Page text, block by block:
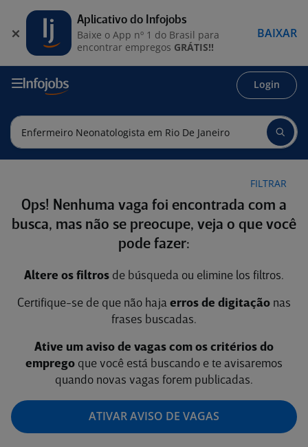
Login
FILTRAR
Ops! Nenhuma vaga foi encontrada com a
busca, mas não se preocupe, veja o que você
pode fazer:
Altere os filtros de búsqueda ou elimine los filtros.
Certifique-se de que não haja erros de digitação nas
frases buscadas.
Ative um aviso de vagas com os critérios do
emprego que você está buscando e te avisaremos
quando novas vagas forem publicadas.
ATIVAR AVISO DE VAGAS
Aplicativo do Infojobs
Baixe o App nº 1 do Brasil para
encontrar empregos GRÁTIS!!
BAIXAR